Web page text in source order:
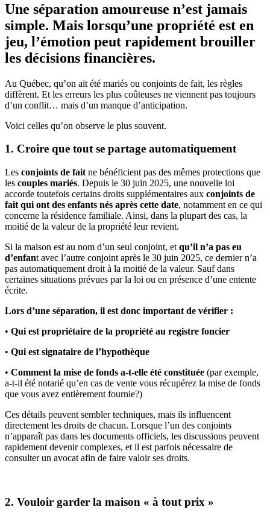
Une séparation amoureuse n’est jamais
simple. Mais lorsqu’une propriété est en
jeu, l’émotion peut rapidement brouiller
les décisions financières.
Au Québec, qu’on ait été mariés ou conjoints de fait, les règles
diffèrent. Et les erreurs les plus coûteuses ne viennent pas toujours
d’un conflit… mais d’un manque d’anticipation.
Voici celles qu’on observe le plus souvent.
1. Croire que tout se partage automatiquement
Les conjoints de fait ne bénéficient pas des mêmes protections que
les couples mariés. Depuis le 30 juin 2025, une nouvelle loi
accorde toutefois certains droits supplémentaires aux conjoints de
fait qui ont des enfants nés après cette date, notamment en ce qui
concerne la résidence familiale. Ainsi, dans la plupart des cas, la
moitié de la valeur de la propriété leur revient.
Si la maison est au nom d’un seul conjoint, et qu’il n’a pas eu
d’enfant avec l’autre conjoint après le 30 juin 2025, ce dernier n’a
pas automatiquement droit à la moitié de la valeur. Sauf dans
certaines situations prévues par la loi ou en présence d’une entente
écrite.
Lors d’une séparation, il est donc important de vérifier :
• Qui est propriétaire de la propriété au registre foncier
• Qui est signataire de l’hypothèque
• Comment la mise de fonds a-t-elle été constituée (par exemple,
a-t-il été notarié qu’en cas de vente vous récupérez la mise de fonds
que vous avez entièrement fournie?)
Ces détails peuvent sembler techniques, mais ils influencent
directement les droits de chacun. Lorsque l’un des conjoints
n’apparaît pas dans les documents officiels, les discussions peuvent
rapidement devenir complexes, et il est parfois nécessaire de
consulter un avocat afin de faire valoir ses droits.
2. Vouloir garder la maison « à tout prix »